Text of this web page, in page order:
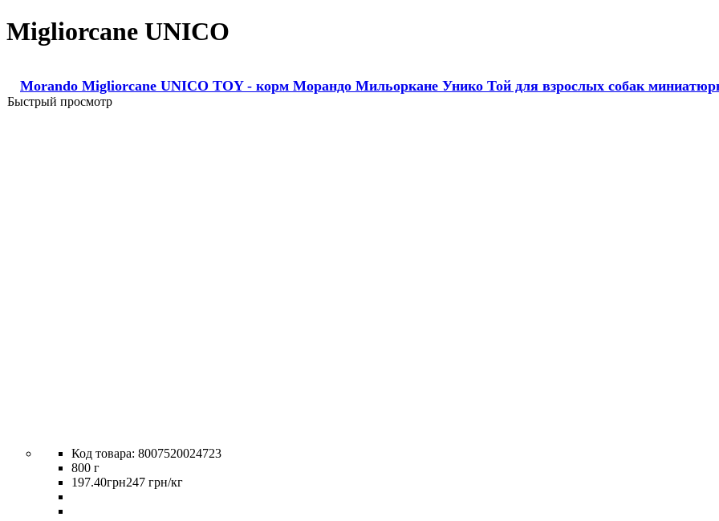
Migliorcane UNICO
Morando Migliorcane UNICO TOY - корм Морандо Мильоркане Унико Той для взрослых собак
Быстрый просмотр
8007520024723
800 г
197.40грн247 грн/кг